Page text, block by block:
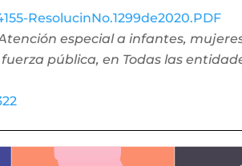
ResolucinNo.1299de2020.PDF
especial a infantes,
pública, en Todas las